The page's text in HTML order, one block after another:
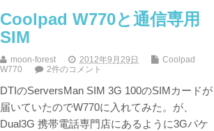
Coolpad W770と通信専用
SIM
moon-forest 2012年9月29日
Coolpad
W770
2件のコメント
DTIのServersMan SIM 3G 100のSIMカードが
届いていたのでW770に入れてみた。が、
Dual3G 携帯電話専門店にあるように3Gパケ